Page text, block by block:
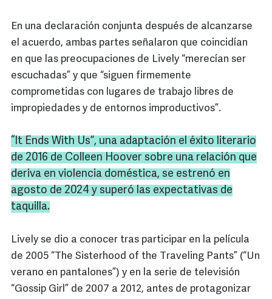
En una declaración conjunta después de alcanzarse
el acuerdo, ambas partes señalaron que coincidían
en que las preocupaciones de Lively “merecían ser
escuchadas” y que “siguen firmemente
comprometidas con lugares de trabajo libres de
impropiedades y de entornos improductivos”.
“It Ends With Us”, una adaptación el éxito literario
de 2016 de Colleen Hoover sobre una relación que
deriva en violencia doméstica, se estrenó en
agosto de 2024 y superó las expectativas de
taquilla.
Lively se dio a conocer tras participar en la película
de 2005 “The Sisterhood of the Traveling Pants” (“Un
verano en pantalones”) y en la serie de televisión
“Gossip Girl” de 2007 a 2012, antes de protagonizar